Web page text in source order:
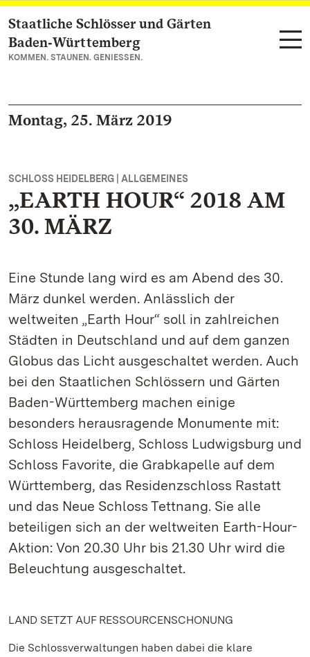
Zum Hauptinhalt springen
Staatliche Schlösser und Gärten
Baden‑Württemberg
KOMMEN. STAUNEN. GENIESSEN.
Montag, 25. März 2019
SCHLOSS HEIDELBERG | ALLGEMEINES
„EARTH HOUR“ 2018 AM
30. MÄRZ
Eine Stunde lang wird es am Abend des 30.
März dunkel werden. Anlässlich der
weltweiten „Earth Hour“ soll in zahlreichen
Städten in Deutschland und auf dem ganzen
Globus das Licht ausgeschaltet werden. Auch
bei den Staatlichen Schlössern und Gärten
Baden-Württemberg machen einige
besonders herausragende Monumente mit:
Schloss Heidelberg, Schloss Ludwigsburg und
Schloss Favorite, die Grabkapelle auf dem
Württemberg, das Residenzschloss Rastatt
und das Neue Schloss Tettnang. Sie alle
beteiligen sich an der weltweiten Earth-Hour-
Aktion: Von 20.30 Uhr bis 21.30 Uhr wird die
Beleuchtung ausgeschaltet.
LAND SETZT AUF RESSOURCENSCHONUNG
Die Schlossverwaltungen haben dabei die klare